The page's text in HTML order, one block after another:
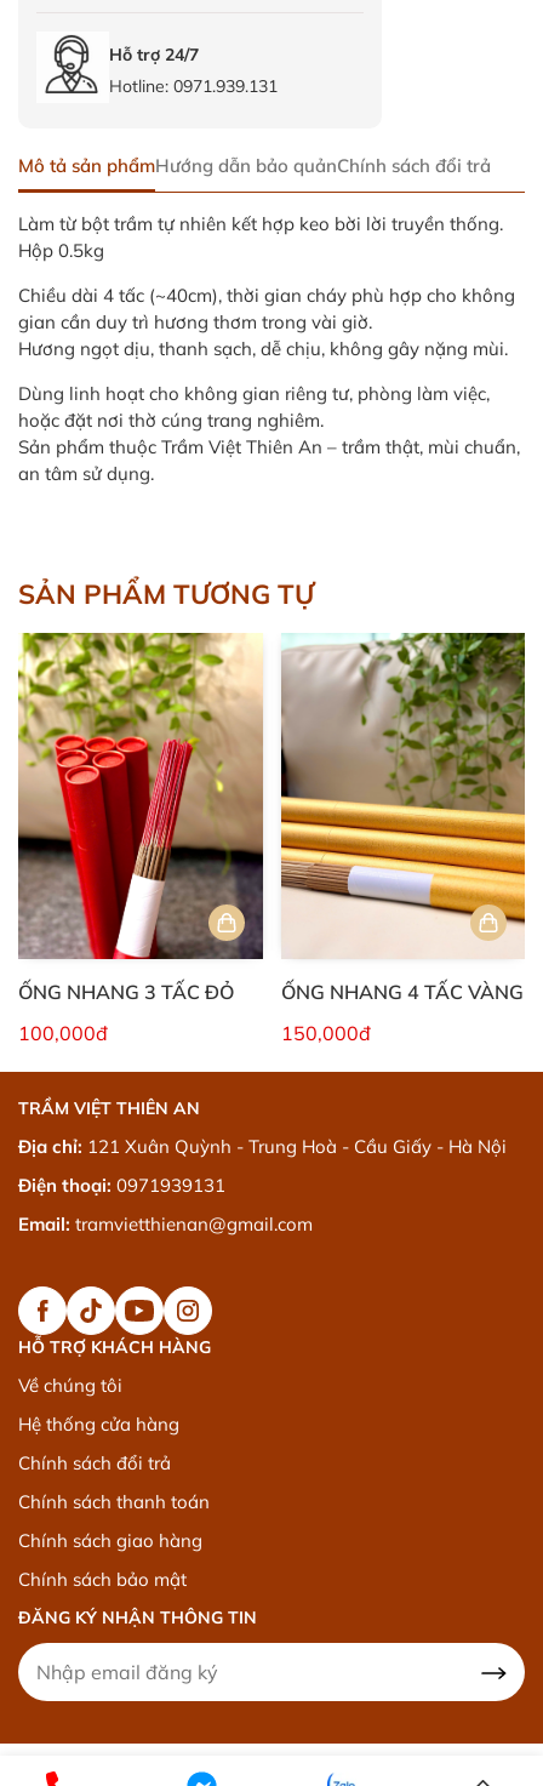
Hỗ trợ 24/7
Hotline: 0971.939.131
Mô tả sản phẩmHướng dẫn bảo quảnChính sách đổi trả
Làm từ bột trầm tự nhiên kết hợp keo bời lời truyền thống.
Hộp 0.5kg
Chiều dài 4 tấc (~40cm), thời gian cháy phù hợp cho không
gian cần duy trì hương thơm trong vài giờ.
Hương ngọt dịu, thanh sạch, dễ chịu, không gây nặng mùi.
Dùng linh hoạt cho không gian riêng tư, phòng làm việc,
hoặc đặt nơi thờ cúng trang nghiêm.
Sản phẩm thuộc Trầm Việt Thiên An – trầm thật, mùi chuẩn,
an tâm sử dụng.
SẢN PHẨM TƯƠNG TỰ
ỐNG NHANG 3 TẤC ĐỎ
100,000đ
ỐNG NHANG 4 TẤC VÀNG
150,000đ
TRẦM VIỆT THIÊN AN
Địa chỉ: 121 Xuân Quỳnh - Trung Hoà - Cầu Giấy - Hà Nội
Điện thoại: 0971939131
Email: tramvietthienan@gmail.com
HỖ TRỢ KHÁCH HÀNG
Về chúng tôi
Hệ thống cửa hàng
Chính sách đổi trả
Chính sách thanh toán
Chính sách giao hàng
Chính sách bảo mật
ĐĂNG KÝ NHẬN THÔNG TIN